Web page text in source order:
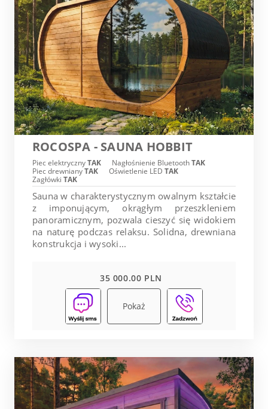
ROCOSPA - SAUNA HOBBIT
Piec elektrycznyTAK Nagłośnienie BluetoothTAK
Piec drewnianyTAK Oświetlenie LED TAK
Zagłówki TAK
Sauna w charakterystycznym owalnym kształcie
z imponującym, okrągłym przeszkleniem
panoramicznym, pozwala cieszyć się widokiem
na naturę podczas relaksu. Solidna, drewniana
konstrukcja i wysoki...
35 000.00 PLN
Pokaż